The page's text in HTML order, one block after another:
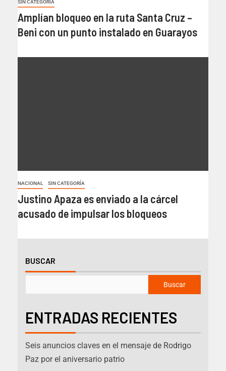
SIN CATEGORÍA
Amplían bloqueo en la ruta Santa Cruz –
Beni con un punto instalado en Guarayos
NACIONAL SIN CATEGORÍA
Justino Apaza es enviado a la cárcel
acusado de impulsar los bloqueos
BUSCAR
Buscar
ENTRADAS RECIENTES
Seis anuncios claves en el mensaje de Rodrigo
Paz por el aniversario patrio